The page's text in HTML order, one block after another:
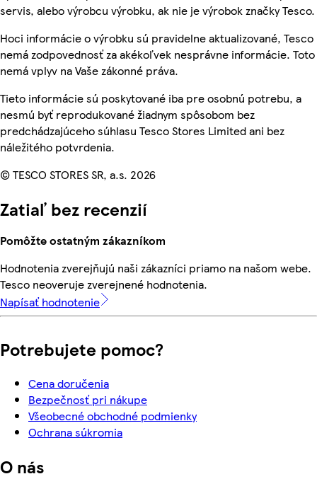
servis, alebo výrobcu výrobku, ak nie je výrobok značky Tesco.
Hoci informácie o výrobku sú pravidelne aktualizované, Tesco
nemá zodpovednosť za akékoľvek nesprávne informácie. Toto
nemá vplyv na Vaše zákonné práva.
Tieto informácie sú poskytované iba pre osobnú potrebu, a
nesmú byť reprodukované žiadnym spôsobom bez
predchádzajúceho súhlasu Tesco Stores Limited ani bez
náležitého potvrdenia.
© TESCO STORES SR, a.s. 2026
Zatiaľ bez recenzií
Pomôžte ostatným zákazníkom
Hodnotenia zverejňujú naši zákazníci priamo na našom webe.
Tesco neoveruje zverejnené hodnotenia.
Napísať hodnotenie
Potrebujete pomoc?
Cena doručenia
Bezpečnosť pri nákupe
Všeobecné obchodné podmienky
Ochrana súkromia
O nás